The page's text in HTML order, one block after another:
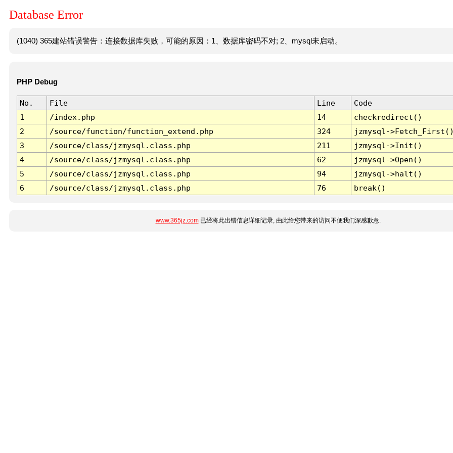
Database Error
(1040) 365建站错误警告：连接数据库失败，可能的原因：1、数据库密码不对; 2、mysql未启动。
PHP Debug
No. File Line
Code
1
/index.php 14
checkredirect()
2
/source/function/function_extend.php 324
jzmysql-
3
/source/class/jzmysql.class.php 211
jzmysql->Init()
4
/source/class/jzmysql.class.php 62
jzmysql->Open()
5
/source/class/jzmysql.class.php 94
jzmysql->halt()
6
/source/class/jzmysql.class.php 76 break()
www.365jz.com已经将此出错信息详细记录, 由此给您带来的访问不便我们深感歉意.